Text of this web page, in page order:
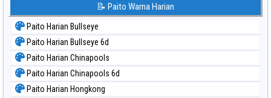
📝 Paito Warna Harian
Paito Harian Bullseye
Paito Harian Bullseye 6d
Paito Harian Chinapools
Paito Harian Chinapools 6d
Paito Harian Hongkong